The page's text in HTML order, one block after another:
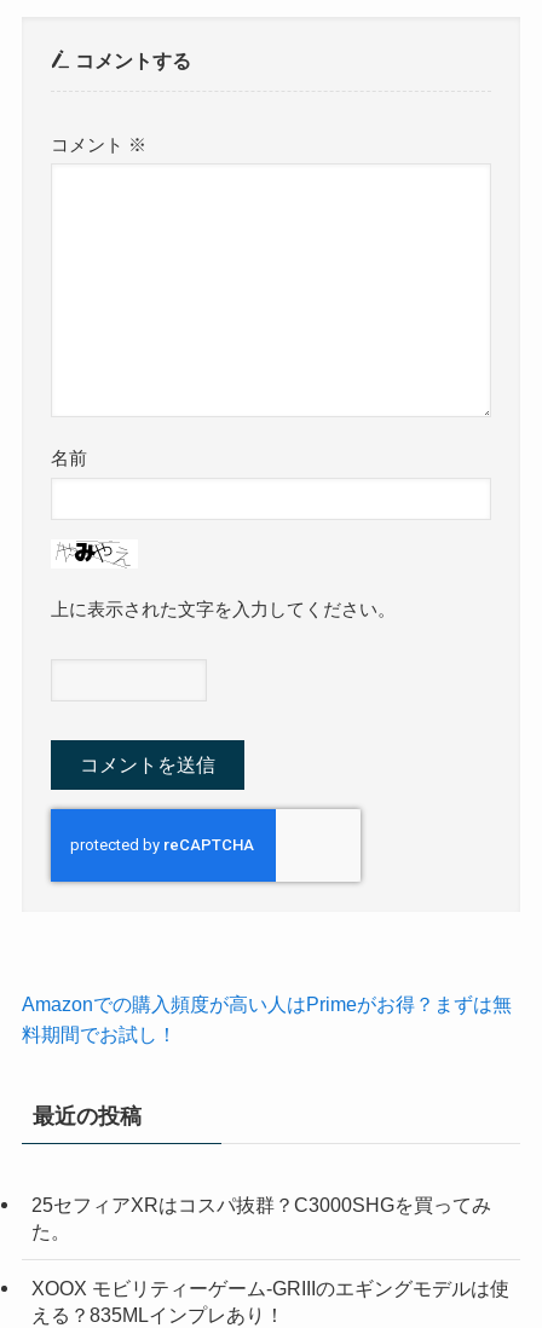
コメントする
コメント ※
名前
上に表示された文字を入力してください。
Amazonでの購入頻度が高い人はPrimeがお得？まずは無
料期間でお試し！
最近の投稿
25セフィアXRはコスパ抜群？C3000SHGを買ってみ
た。
XOOX モビリティーゲーム-GRIIIのエギングモデルは使
える？835MLインプレあり！